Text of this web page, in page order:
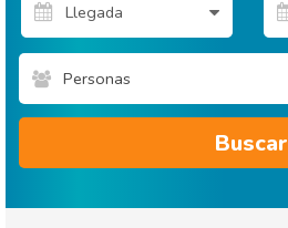
Personas
Buscar